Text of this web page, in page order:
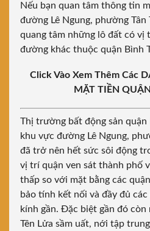
Nếu bạn quan tâm thông tin
đường Lê Ngung, phường Tân
quang tâm những lô đất có vị
đường khác thuộc quận Bình
Click Vào Xem Thêm Các
MẶT TIỀN
Thị trường bất động sản quận
khu vực đường Lê Ngung,
đã trở nên hết sức sôi động
vị trí quận ven sát thành phố
thấp so với mặt bằng các
bảo tính kết nối và đầy đủ
kính gần. Đặc biệt gần đó
Tên Lửa sầm uất, nới tập